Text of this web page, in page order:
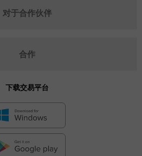
对于合作伙伴
合作
下载交易平台